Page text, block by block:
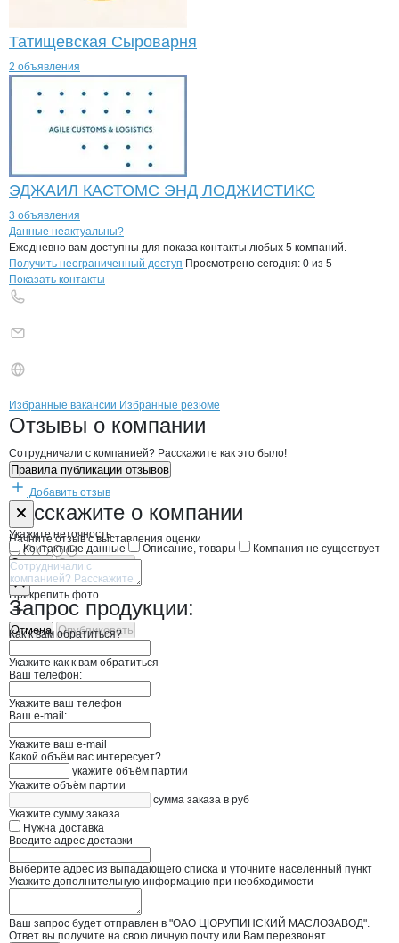
Татищевская Сыроварня
2 объявления
ЭДЖАИЛ КАСТОМС ЭНД ЛОДЖИСТИКС
3 объявления
Контактыкомпании
+7(800)000-00-..
Данные неактуальны?
Ежедневно вам доступны для показа контакты любых 5 компаний.
Получить неограниченный доступ Просмотрено сегодня: 0 из 5
Показать контакты
Брендыкомпани ЦЮРУПИНСКИЙ
Вакансии вЦЮРУПИНСКИЙ
Избранные вакансии Избранные резюме
Новости oЦЮРУПИНСКИЙ
Отзывы о компании
Сотрудничали с компанией? Расскажите как это было!
Правила публикации отзывов
Добавить отзыв
Расскажите о компании
Начните отзыв с выставления оценки
Прикрепить фото
Отмена Опубликовать
Форма обратной связи о неточностях
Укажите неточность
Контактные данные
Описание, товары Компания не существует
Отмена Опубликовать
Запрос продукции:
Как к вам обратиться?
Укажите как к вам обратиться
Ваш телефон:
Укажите ваш телефон
Ваш e-mail:
Укажите ваш e-mail
Какой объём вас интересует?
укажите объём партии
Укажите объём партии
сумма заказа в руб
Укажите сумму заказа
Нужна доставка
Введите адрес доставки
Выберите адрес из выпадающего списка и уточните населенный пункт
Укажите дополнительную информацию при необходимости
Ваш запрос будет отправлен в "ОАО ЦЮРУПИНСКИЙ МАСЛОЗАВОД".
Ответ вы получите на свою личную почту или Вам перезвонят.